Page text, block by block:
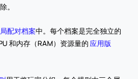
。
配对档案中。每个档案是完全独立的
和内存（RAM）资源量的 应用版